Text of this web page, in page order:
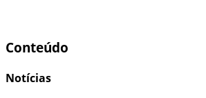
Conteúdo
Notícias